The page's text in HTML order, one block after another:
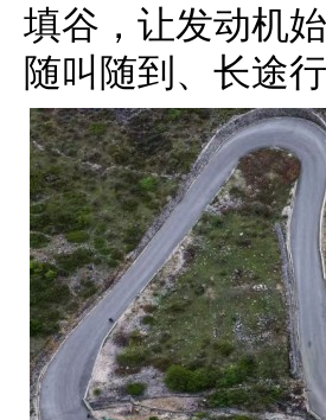
填谷，让发动机
随叫随到、长途